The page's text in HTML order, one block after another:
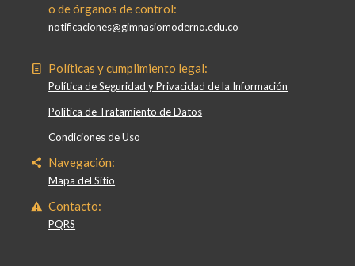
o de órganos de control:
notificaciones@gimnasiomoderno.edu.co
Políticas y cumplimiento legal:
Política de Seguridad y Privacidad de la Información
Política de Tratamiento de Datos
Condiciones de Uso
Navegación:
Mapa del Sitio
Contacto:
PQRS